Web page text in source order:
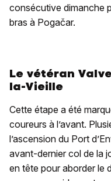
consécutive dimanche
bras à Pogačar.
Le vétéran
la-Vieille
Cette étape a été
coureurs à l’avant.
l’ascension du Port
avant-dernier col de la
en tête pour aborder le